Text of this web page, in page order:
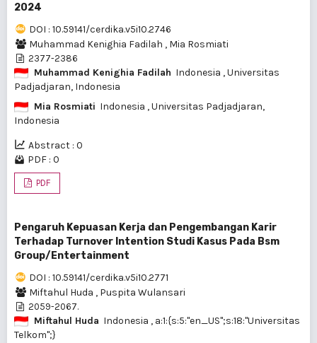
2024
DOI : 10.59141/cerdika.v5i10.2746
Muhammad Kenighia Fadilah , Mia Rosmiati
2377-2386
Muhammad Kenighia Fadilah Indonesia , Universitas
Padjadjaran, Indonesia
Mia Rosmiati Indonesia , Universitas Padjadjaran,
Indonesia
Abstract : 0
PDF : 0
PDF
Pengaruh Kepuasan Kerja dan Pengembangan Karir
Terhadap Turnover Intention Studi Kasus Pada Bsm
Group/Entertainment
DOI : 10.59141/cerdika.v5i10.2771
Miftahul Huda , Puspita Wulansari
2059-2067.
Miftahul Huda Indonesia , a:1:{s:5:"en_US";s:18:"Universitas
Telkom";}